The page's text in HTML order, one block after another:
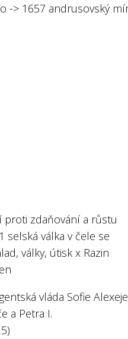
-> 1657 andrusovský
proti zdaňování a růstu
selská válka v čele se
války, útisk x Razin
vláda Sofie
a Petra I.